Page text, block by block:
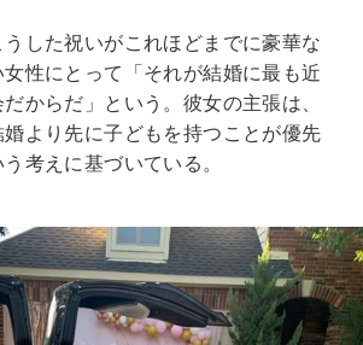
した祝いがこれほどまでに豪華な
性にとって「それが結婚に最も近
からだ」という。彼女の主張は、
より先に子どもを持つことが優先
考えに基づいている。